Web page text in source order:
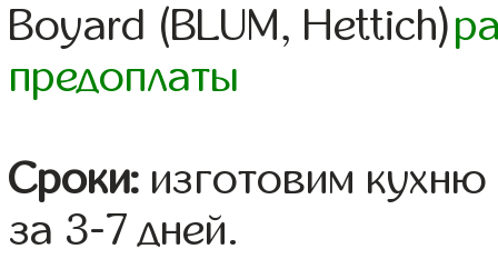
Boyard (BLUM, Hettich)
предоплаты
Сроки: изготовим
за 3-7 дней.